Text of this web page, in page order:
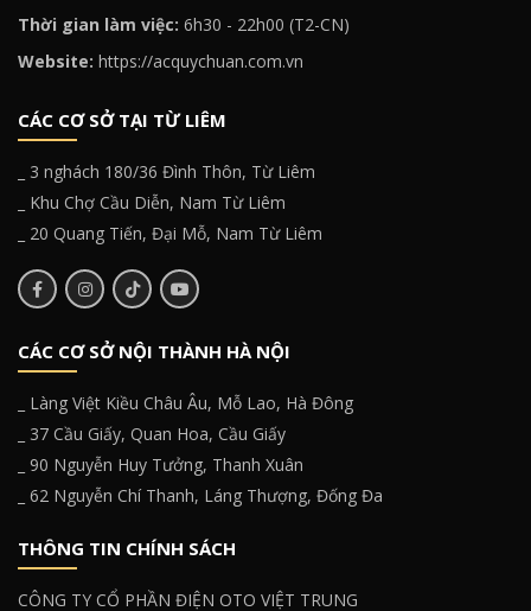
Thời gian làm việc: 6h30 - 22h00 (T2-CN)
Website: https://acquychuan.com.vn
CÁC CƠ SỞ TẠI TỪ LIÊM
_ 3 nghách 180/36 Đình Thôn, Từ Liêm
_ Khu Chợ Cầu Diễn, Nam Từ Liêm
_ 20 Quang Tiến, Đại Mỗ, Nam Từ Liêm
CÁC CƠ SỞ NỘI THÀNH HÀ NỘI
_ Làng Việt Kiều Châu Âu, Mỗ Lao, Hà Đông
_ 37 Cầu Giấy, Quan Hoa, Cầu Giấy
_ 90 Nguyễn Huy Tưởng, Thanh Xuân
_ 62 Nguyễn Chí Thanh, Láng Thượng, Đống Đa
THÔNG TIN CHÍNH SÁCH
CÔNG TY CỔ PHẦN ĐIỆN OTO VIỆT TRUNG